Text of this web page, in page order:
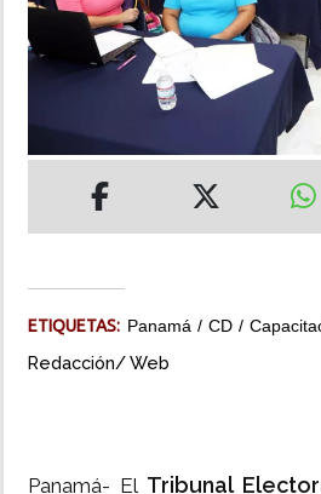
INSÓLITAS
MULTIMEDIA
IMPRESO
ETIQUETAS: Panamá CD
Redacción/ Web
Panamá- El Tribunal